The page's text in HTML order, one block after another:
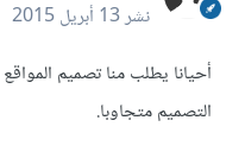
نشر13 أبريل 2015
أحيانا يطلب منا تصميم
التصميم متجاوبا.